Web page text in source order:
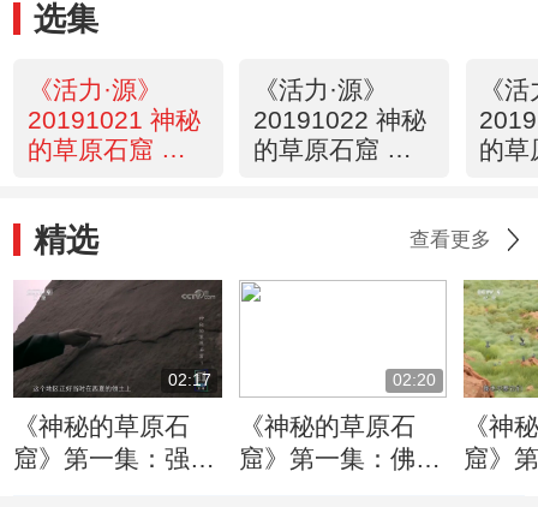
选集
《活力·源》
20191021 神秘
的草原石窟 第
《活力·源》
20191022 神秘
的草原石窟 第
《
的草
精选 查看更多
02:17
《神秘的草原石
窟》第一集：强盛
02:20
《神秘的草原石
窟》第一集：佛教
《神
窟》